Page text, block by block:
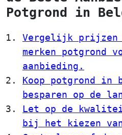
Potgrond in
Vergelijk prijzen
merken potgrond
aanbieding.
Koop potgrond in
besparen op de
Let op de
bij het kiezen